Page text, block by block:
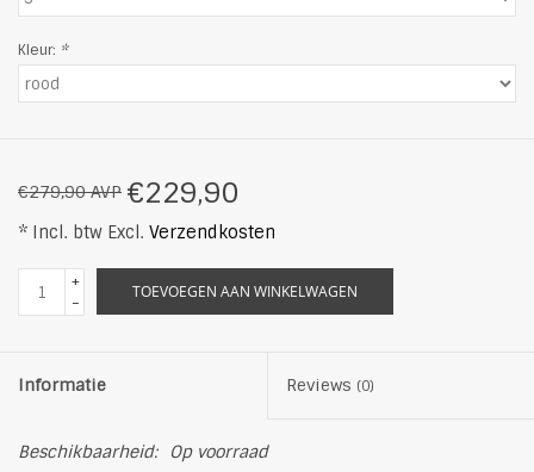
Kleur: *
€279,90 AVP €229,90
* Incl. btw Excl. Verzendkosten
+
-
TOEVOEGEN AAN WINKELWAGEN
Informatie Reviews (0)
Beschikbaarheid:
Op voorraad